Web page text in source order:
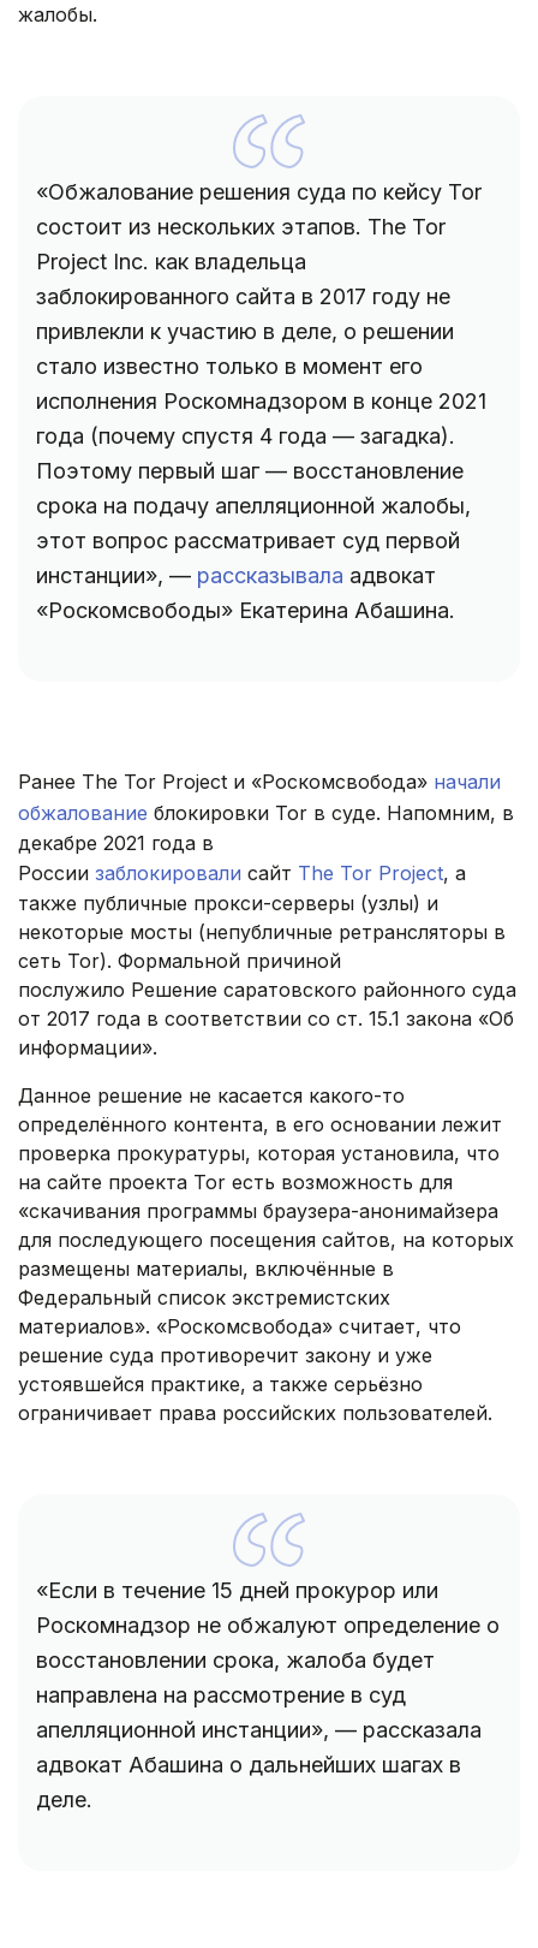
жалобы.
«Обжалование решения суда по кейсу Tor
состоит из нескольких этапов. The Tor
Project Inc. как владельца
заблокированного сайта в 2017 году не
привлекли к участию в деле, о решении
стало известно только в момент его
исполнения Роскомнадзором в конце 2021
года (почему спустя 4 года — загадка).
Поэтому первый шаг — восстановление
срока на подачу апелляционной жалобы,
этот вопрос рассматривает суд первой
инстанции», — рассказывала адвокат
«Роскомсвободы» Екатерина Абашина.
Ранее The Tor Project и «Роскомсвобода» начали
обжалование блокировки Tor в суде. Напомним, в
декабре 2021 года в
России заблокировали сайт The Tor Project, а
также публичные прокси-серверы (узлы) и
некоторые мосты (непубличные ретрансляторы в
сеть Tor). Формальной причиной
послужило Решение саратовского районного суда
от 2017 года в соответствии со ст. 15.1 закона «Об
информации».
Данное решение не касается какого-то
определённого контента, в его основании лежит
проверка прокуратуры, которая установила, что
на сайте проекта Tor есть возможность для
«скачивания программы браузера-анонимайзера
для последующего посещения сайтов, на которых
размещены материалы, включённые в
Федеральный список экстремистских
материалов». «Роскомсвобода» считает, что
решение суда противоречит закону и уже
устоявшейся практике, а также серьёзно
ограничивает права российских пользователей.
«Если в течение 15 дней прокурор или
Роскомнадзор не обжалуют определение о
восстановлении срока, жалоба будет
направлена на рассмотрение в суд
апелляционной инстанции», — рассказала
адвокат Абашина о дальнейших шагах в
деле.